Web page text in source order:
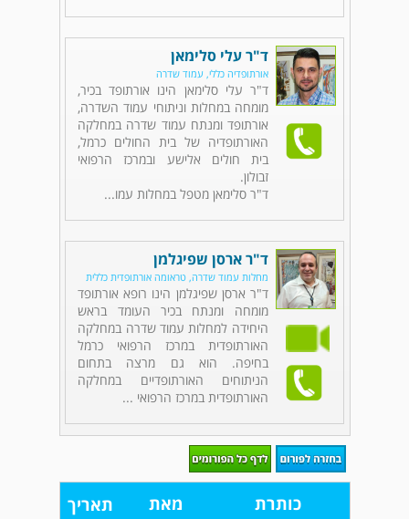
ד"ר עלי סלימאן
אורתופדיה כללי, עמוד שדרה
ד"ר עלי סלימאן הינו אורתופד בכיר,
מומחה במחלות וניתוחי עמוד השדרה,
אורתופד ומנתח עמוד שדרה במחלקה
האורתופדיה של בית החולים כרמל,
בית חולים אלישע ובמרכז הרפואי
זבולון.
ד"ר סלימאן מטפל במחלות עמו...
ד"ר ארסן שפיגלמן
מחלות עמוד שדרה, טראומה אורתופדית כללית
ד"ר ארסן שפיגלמן הינו רופא אורתופד
מומחה ומנתח בכיר העומד בראש
היחידה למחלות עמוד שדרה במחלקה
האורתופדית במרכז הרפואי כרמל
בחיפה. הוא גם מרצה בתחום
הניתוחים האורתופדיים במחלקה
האורתופדית במרכז הרפואי ...
כותרת מאת תאריך